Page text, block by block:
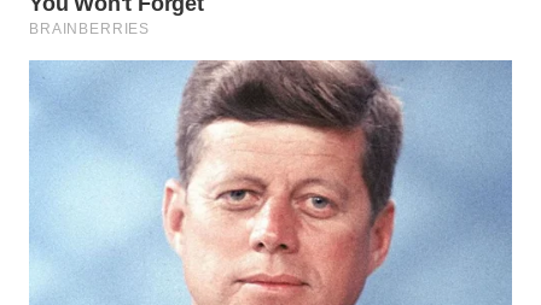
SUKABUMI
WN